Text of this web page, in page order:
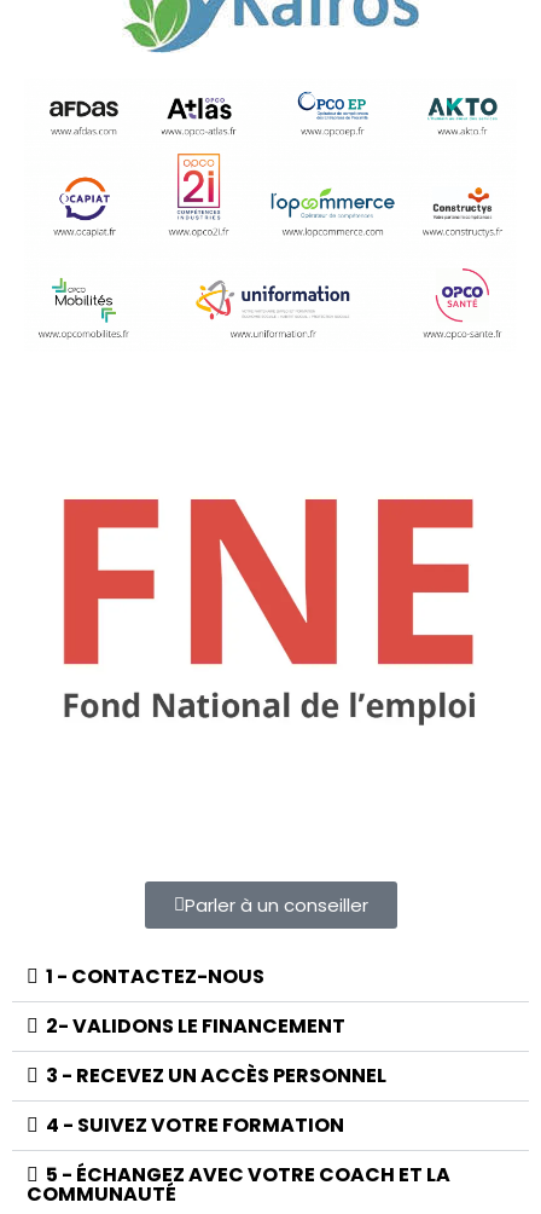
Parler à un conseiller
1 - CONTACTEZ-NOUS
2- VALIDONS LE FINANCEMENT
3 - RECEVEZ UN ACCÈS PERSONNEL
4 - SUIVEZ VOTRE FORMATION
5 - ÉCHANGEZ AVEC VOTRE COACH ET LA
COMMUNAUTÉ